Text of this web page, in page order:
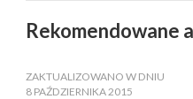
Rekomendowane
ZAKTUALIZOWANO W DNIU
8 PAŹDZIERNIKA 2015